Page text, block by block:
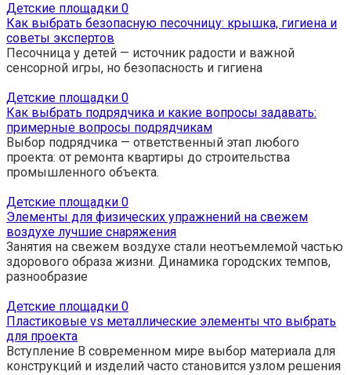
Детские площадки 0
Как выбрать безопасную песочницу: крышка, гигиена и
советы экспертов
Песочница у детей — источник радости и важной
сенсорной игры, но безопасность и гигиена
Детские площадки 0
Как выбрать подрядчика и какие вопросы задавать:
примерные вопросы подрядчикам
Выбор подрядчика — ответственный этап любого
проекта: от ремонта квартиры до строительства
промышленного объекта.
Детские площадки 0
Элементы для физических упражнений на свежем
воздухе лучшие снаряжения
Занятия на свежем воздухе стали неотъемлемой частью
здорового образа жизни. Динамика городских темпов,
разнообразие
Детские площадки 0
Пластиковые vs металлические элементы что выбрать
для проекта
Вступление В современном мире выбор материала для
конструкций и изделий часто становится узлом решения